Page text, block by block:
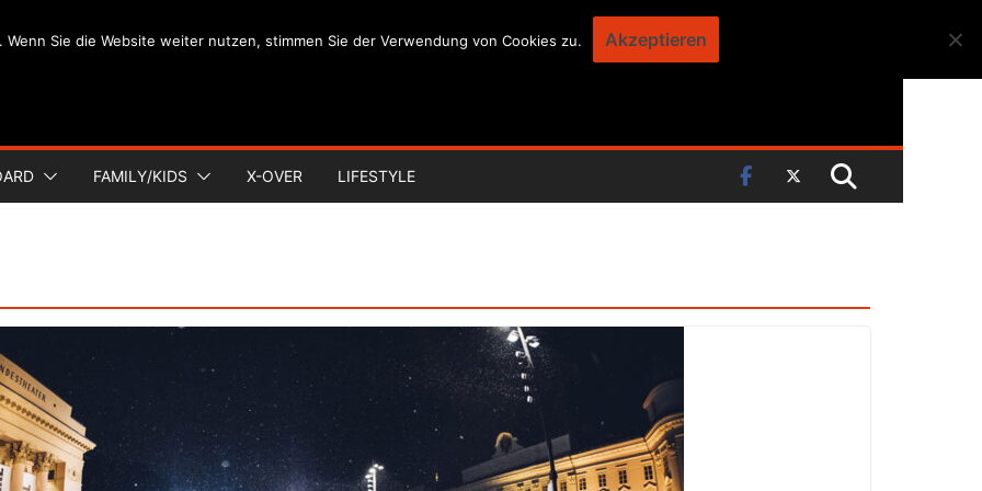
FAMILY/KIDS X-OVER LIFESTYLE
Wenn Sie die Website weiter nutzen, stimmen Sie der Verwendung von Cookies zu. Akzeptieren